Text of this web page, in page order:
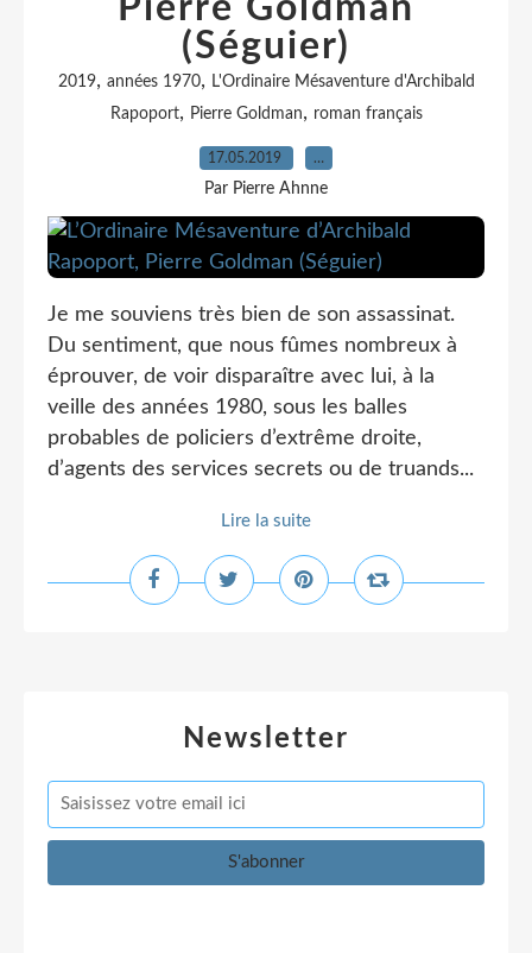
Pierre Goldman
(Séguier)
2019, années 1970, L'Ordinaire Mésaventure d'Archibald
Rapoport, Pierre Goldman, roman français
17.05.2019 …
Par Pierre Ahnne
Je me souviens très bien de son assassinat.
Du sentiment, que nous fûmes nombreux à
éprouver, de voir disparaître avec lui, à la
veille des années 1980, sous les balles
probables de policiers d’extrême droite,
d’agents des services secrets ou de truands...
Lire la suite
Newsletter